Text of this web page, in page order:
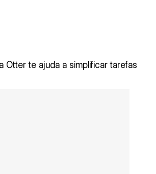
te ajuda a simplificar tarefas